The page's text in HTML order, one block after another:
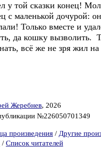
у той сказки конец!
с маленькой дочурой:
Только вместе и
да кошку вызволить.
всё же не зря жил
Жеребнев, 2026
№226050701349
произведения / Другие
/ Список читателей